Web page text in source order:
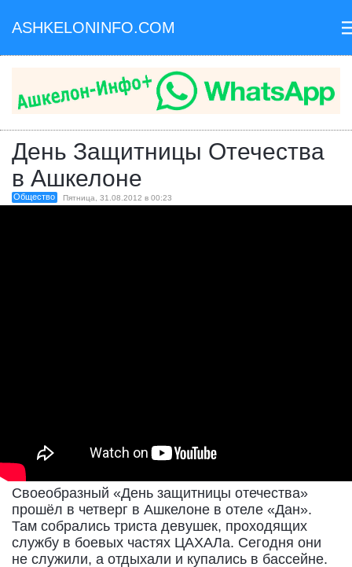
ASHKELONINFO.COM
День Защитницы Отечества
в Ашкелоне
Общество Пятница, 31.08.2012 в 00:23
Своеобразный «День защитницы отечества»
прошёл в четверг в Ашкелоне в отеле «Дан».
Там собрались триста девушек, проходящих
службу в боевых частях ЦАХАЛа. Сегодня они
не служили, а отдыхали и купались в бассейне.